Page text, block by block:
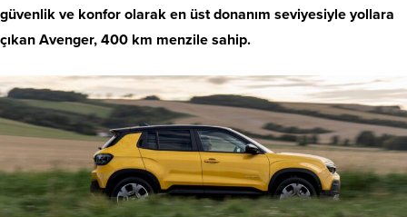
güvenlik ve konfor olarak en üst donanım seviyesiyle yollara
çıkan Avenger, 400 km menzile sahip.